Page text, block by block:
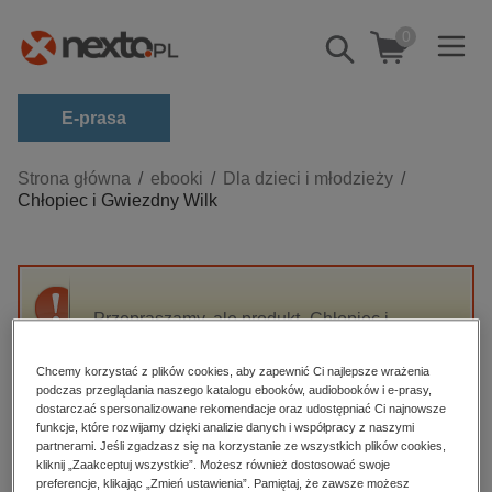
Pokaż/schowaj
wyszukiwarkę
0
E-prasa
Kategorie
Zobacz wszystkie E-prasa
budownictwo, aranżacja wnętrz
darmowe wydania
edukacja
hobby, sport, rozrywka
komputery, internet, technologie, informatyka
Strona główna ebooki
Dla dzieci i młodzieży
Chłopiec i Gwiezdny Wilk
Przepraszamy, ale produkt „Chłopiec i
High-contrast mode
Polecane
Chcemy korzystać z plików cookies, aby zapewnić Ci najlepsze wrażenia
podczas przeglądania naszego katalogu ebooków, audiobooków i e-prasy,
dostarczać spersonalizowane rekomendacje oraz udostępniać Ci najnowsze
funkcje, które rozwijamy dzięki analizie danych i współpracy z naszymi
partnerami. Jeśli zgadzasz się na korzystanie ze wszystkich plików cookies,
kliknij „Zaakceptuj wszystkie”. Możesz również dostosować swoje
preferencje, klikając „Zmień ustawienia”. Pamiętaj, że zawsze możesz